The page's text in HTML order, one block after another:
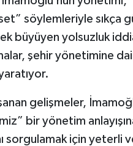
söylemleriyle sıkça
büyüyen yolsuzluk
şehir yönetimine
gelişmeler,
bir yönetim
sorgulamak için yeterli